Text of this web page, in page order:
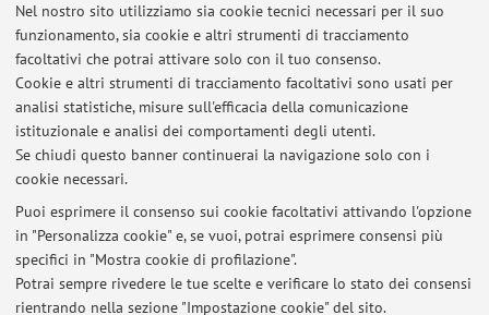
Nel nostro sito utilizziamo sia cookie tecnici necessari per il suo
funzionamento, sia cookie e altri strumenti di tracciamento
facoltativi che potrai attivare solo con il tuo consenso.
Cookie e altri strumenti di tracciamento facoltativi sono usati per
analisi statistiche, misure sull'efficacia della comunicazione
istituzionale e analisi dei comportamenti degli utenti.
Se chiudi questo banner continuerai la navigazione solo con i
cookie necessari.
Puoi esprimere il consenso sui cookie facoltativi attivando l'opzione
in "Personalizza cookie" e, se vuoi, potrai esprimere consensi più
specifici in "Mostra cookie di profilazione".
Potrai sempre rivedere le tue scelte e verificare lo stato dei consensi
rientrando nella sezione "Impostazione cookie" del sito.
Viale del Risorgimento 2, Bologna -Vai alla mappa
Risorse in rete
ORCID
Ultimi avvisi
Al momento non sono presenti avvisi.